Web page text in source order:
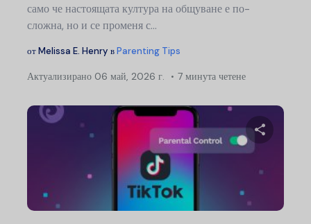
само че настоящата култура на общуване е по-
сложна, но и се променя с...
отMelissa E. Henry вParenting Tips
Актуализирано 06 май, 2026 г. 7 минута четене